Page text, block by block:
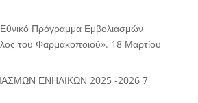
Πρόγραμμα Εμβολιασμών
του Φαρμακοποιού». 18 Μαρτίου
ΕΝΗΛΙΚΩΝ 2025 -2026 7